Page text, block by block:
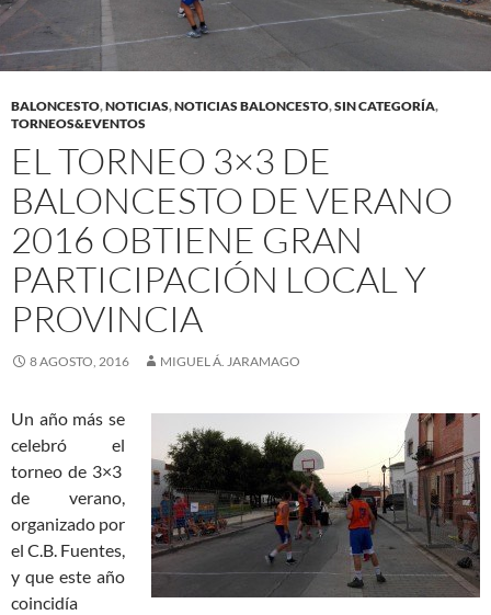
BALONCESTO,NOTICIAS,NOTICIAS BALONCESTO,SIN CATEGORÍA,
TORNEOS&EVENTOS
EL TORNEO 3×3 DE
BALONCESTO DE VERANO
2016 OBTIENE GRAN
PARTICIPACIÓN LOCAL Y
PROVINCIA
8 AGOSTO, 2016 MIGUEL Á. JARAMAGO
Un año más se
celebró el
torneo de 3×3
de verano,
organizado por
el C.B. Fuentes,
y que este año
coincidía